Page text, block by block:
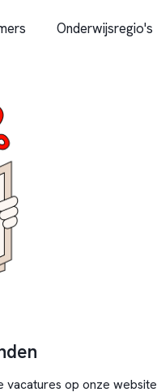
Onderwijsregio's
vacatures op onze website